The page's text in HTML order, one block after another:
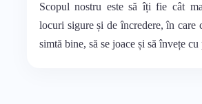
Scopul nostru este să îți fie cât
locuri sigure și de încredere, în care
simtă bine, să se joace și să învețe cu